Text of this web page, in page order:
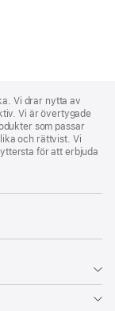
Vi drar nytta av
Vi är övertygade
som passar
och rättvist. Vi
för att erbjuda